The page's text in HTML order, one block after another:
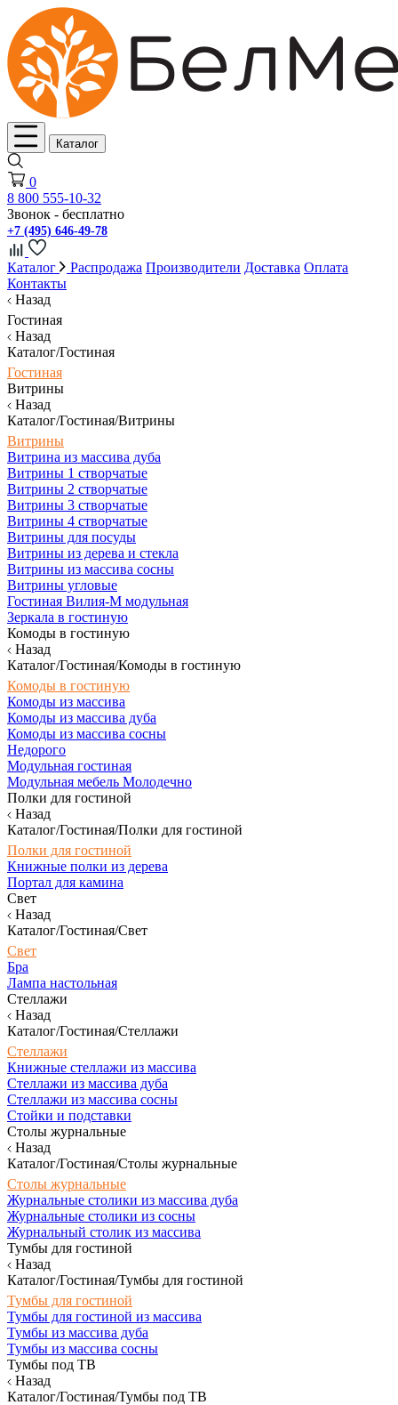
Каталог
0
8 800 555-10-32
Звонок - бесплатно
+7 (495) 646-49-78
Каталог Распродажа Производители Доставка Оплата
Контакты
Назад
Гостиная
Назад
Каталог/Гостиная
Гостиная
Витрины
Назад
Каталог/Гостиная/Витрины
Витрины
Витрина из массива дуба
Витрины 1 створчатые
Витрины 2 створчатые
Витрины 3 створчатые
Витрины 4 створчатые
Витрины для посуды
Витрины из дерева и стекла
Витрины из массива сосны
Витрины угловые
Гостиная Вилия-М модульная
Зеркала в гостиную
Комоды в гостиную
Назад
Каталог/Гостиная/Комоды в гостиную
Комоды в гостиную
Комоды из массива
Комоды из массива дуба
Комоды из массива сосны
Недорого
Модульная гостиная
Модульная мебель Молодечно
Полки для гостиной
Назад
Каталог/Гостиная/Полки для гостиной
Полки для гостиной
Книжные полки из дерева
Портал для камина
Свет
Назад
Каталог/Гостиная/Свет
Свет
Бра
Лампа настольная
Стеллажи
Назад
Каталог/Гостиная/Стеллажи
Стеллажи
Книжные стеллажи из массива
Стеллажи из массива дуба
Стеллажи из массива сосны
Стойки и подставки
Столы журнальные
Назад
Каталог/Гостиная/Столы журнальные
Столы журнальные
Журнальные столики из массива дуба
Журнальные столики из сосны
Журнальный столик из массива
Тумбы для гостиной
Назад
Каталог/Гостиная/Тумбы для гостиной
Тумбы для гостиной
Тумбы для гостиной из массива
Тумбы из массива дуба
Тумбы из массива сосны
Тумбы под ТВ
Назад
Каталог/Гостиная/Тумбы под ТВ